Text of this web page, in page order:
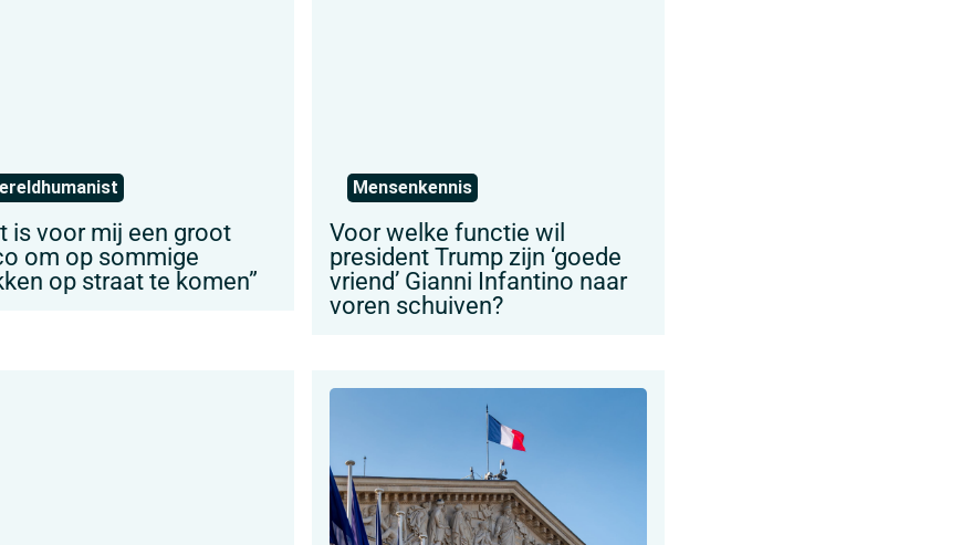
is voor mij een groot
om op sommige
op straat te komen”
Mensenkennis
Voor welke functie wil
president Trump zijn ‘goede
vriend’ Gianni Infantino naar
voren schuiven?